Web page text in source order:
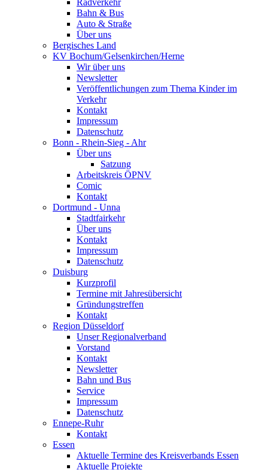
Radverkehr
Bahn & Bus
Auto & Straße
Über uns
Bergisches Land
KV Bochum/Gelsenkirchen/Herne
Wir über uns
Newsletter
Veröffentlichungen zum Thema Kinder im
Verkehr
Kontakt
Impressum
Datenschutz
Bonn - Rhein-Sieg - Ahr
Über uns
Satzung
Arbeitskreis ÖPNV
Comic
Kontakt
Dortmund - Unna
Stadtfairkehr
Über uns
Kontakt
Impressum
Datenschutz
Duisburg
Kurzprofil
Termine mit Jahresübersicht
Gründungstreffen
Kontakt
Region Düsseldorf
Unser Regionalverband
Vorstand
Kontakt
Newsletter
Bahn und Bus
Service
Impressum
Datenschutz
Ennepe-Ruhr
Kontakt
Essen
Aktuelle Termine des Kreisverbands Essen
Aktuelle Projekte